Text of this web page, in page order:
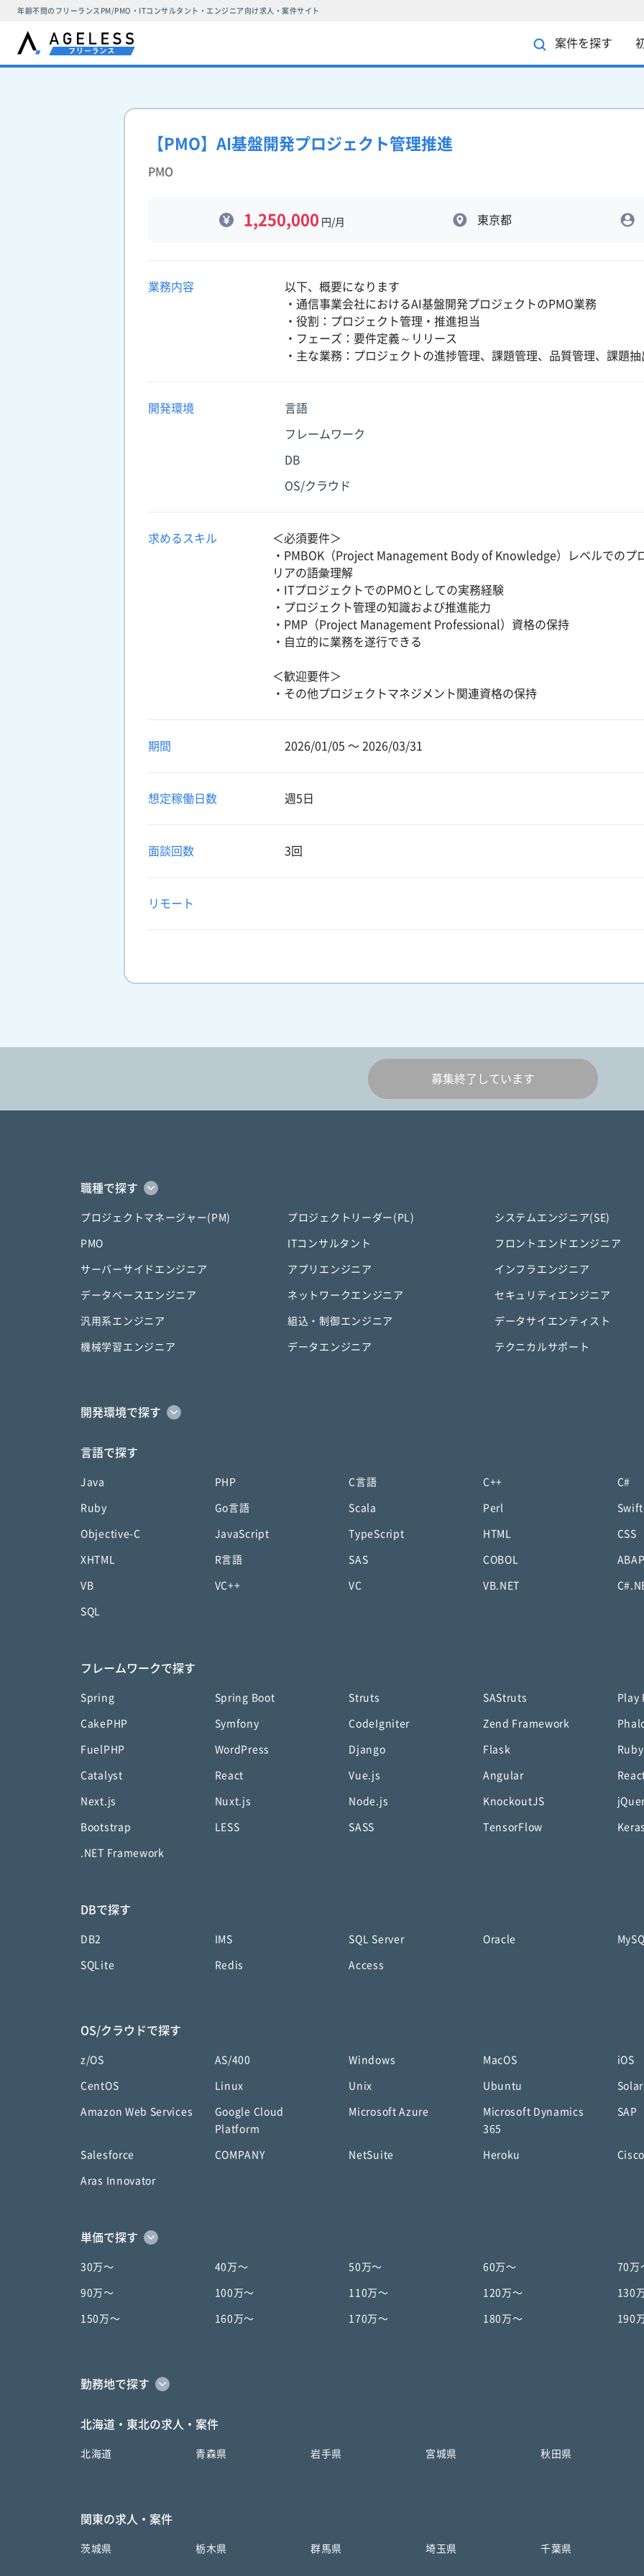
年齢不問のフリーランスPM/PMO・ITコンサルタント・エンジニア向け求人・案件サイト
案件を探す
【PMO】AI基盤開発プロジェクト管理推進
PMO
1,250,000 円/月 東京都
業務内容
以下、概要になります
・通信事業会社におけるAI基盤開発プロジェクトのPMO業務
・役割：プロジェクト管理・推進担当
・フェーズ：要件定義～リリース
・主な業務：プロジェクトの進捗管理、課題管理、品質管理、課題
開発環境 言語
フレームワーク
DB
OS/クラウド
求めるスキル
＜必須要件＞
・PMBOK（Project Management Body of Knowledge）レベルでのプ
リアの語彙理解
・ITプロジェクトでのPMOとしての実務経験
・プロジェクト管理の知識および推進能力
・PMP（Project Management Professional）資格の保持
・自立的に業務を遂行できる
＜歓迎要件＞
・その他プロジェクトマネジメント関連資格の保持
期間 2026/01/05 〜 2026/03/31
想定稼働日数 週5日
面談回数 3回
リモート
募集終了しています
職種で探す
プロジェクトマネージャー(PM) プロジェクトリーダー(PL) システムエンジニア(SE)
PMO ITコンサルタント フロントエンドエンジニア
サーバーサイドエンジニア アプリエンジニア インフラエンジニア
データベースエンジニア ネットワークエンジニア セキュリティエンジニア
汎用系エンジニア 組込・制御エンジニア データサイエンティスト
機械学習エンジニア データエンジニア テクニカルサポート
開発環境で探す
言語で探す
Java PHP C言語 C++ C#
Ruby Go言語 Scala Perl Swift
Objective-C JavaScript TypeScript HTML CSS
XHTML R言語 SAS COBOL ABAP
VB VC++ VC VB.NET
SQL
フレームワークで探す
Spring Spring Boot Struts SAStruts Play
CakePHP Symfony CodeIgniter Zend Framework
FuelPHP WordPress Django Flask
Catalyst React Vue.js Angular
Next.js Nuxt.js Node.js KnockoutJS
Bootstrap LESS SASS TensorFlow Keras
.NET Framework
DBで探す
DB2 IMS SQL Server Oracle
SQLite Redis Access
OS/クラウドで探す
z/OS AS/400 Windows MacOS iOS
CentOS Linux Unix Ubuntu
Amazon Web Services
Google Cloud
Platform
Microsoft Azure
Microsoft Dynamics
365
SAP
Salesforce COMPANY NetSuite Heroku Cisco
Aras Innovator
単価で探す
30万〜 40万〜 50万〜 60万〜 70万
90万〜 100万〜 110万〜 120万〜 130
150万〜 160万〜 170万〜 180万〜 190
勤務地で探す
北海道・東北の求人・案件
北海道 青森県 岩手県 宮城県 秋田県
関東の求人・案件
茨城県 栃木県 群馬県 埼玉県 千葉県